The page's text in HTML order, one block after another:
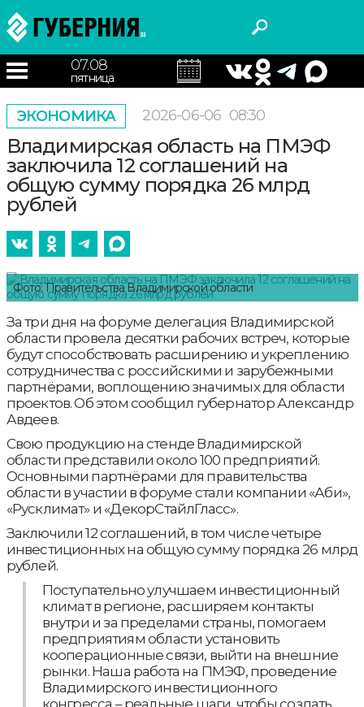
07.08
пятница
ЭКОНОМИКА 2026-06-06 08:30
Владимирская область на ПМЭФ
заключила 12 соглашений на
общую сумму порядка 26 млрд
рублей
Фото: Правительства Владимирской области
За три дня на форуме делегация Владимирской
области провела десятки рабочих встреч, которые
будут способствовать расширению и укреплению
сотрудничества с российскими и зарубежными
партнёрами, воплощению значимых для области
проектов. Об этом сообщил губернатор Александр
Авдеев.
Свою продукцию на стенде Владимирской
области представили около 100 предприятий.
Основными партнёрами для правительства
области в участии в форуме стали компании «Аби»,
«Русклимат» и «ДекорСтайлГласс».
Заключили 12 соглашений, в том числе четыре
инвестиционных на общую сумму порядка 26 млрд
рублей.
Поступательно улучшаем инвестиционный
климат в регионе, расширяем контакты
внутри и за пределами страны, помогаем
предприятиям области установить
кооперационные связи, выйти на внешние
рынки. Наша работа на ПМЭФ, проведение
Владимирского инвестиционного
конгресса – реальные шаги, чтобы создать